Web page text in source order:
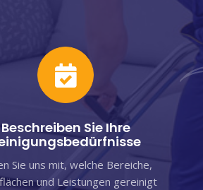
Beschreiben Sie Ihre
Sie uns mit, welche Bereiche,
und Leistungen gereinigt